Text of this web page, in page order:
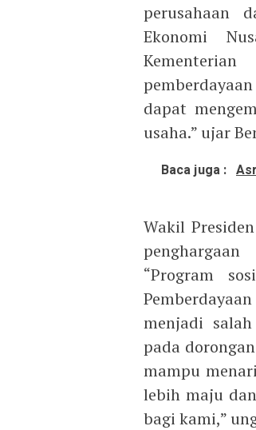
perusahaan
Ekonomi
dapat
usaha.” ujar
Baca juga :
Wakil
penghargaan
“Program
menjadi
pada
mampu
lebih maju
bagi kami,”